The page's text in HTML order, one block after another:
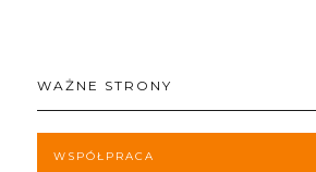
WAŻNE STRONY
WSPÓŁPRACA